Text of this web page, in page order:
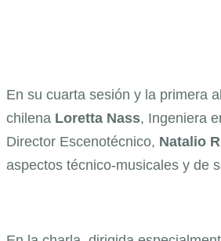
En su cuarta sesión y la primera
chilena Loretta Nass, Ingeniera
Director Escenotécnico, Natalio
aspectos técnico-musicales y de